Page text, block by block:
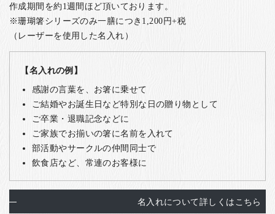
作成期間を約1週間ほど頂いております。
※珊瑚箸シリーズのみ一膳につき1,200円+税
（レーザーを使用した名入れ）
【名入れの例】
感謝の言葉を、お箸に乗せて
ご結婚やお誕生日など特別な日の贈り物として
ご卒業・退職記念などに
ご家族でお揃いの箸に名前を入れて
部活動やサークルの仲間同士で
飲食店など、常連のお客様に
名入れについて詳しくはこちら